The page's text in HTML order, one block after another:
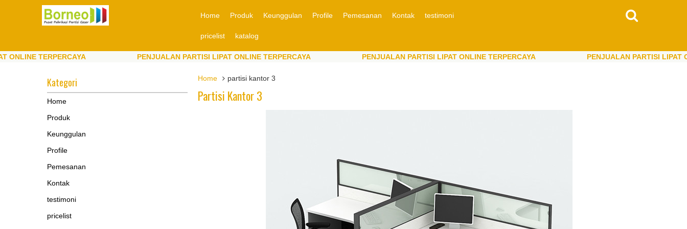
Home Produk Keunggulan Profile Pemesanan Kontak testimoni
pricelist katalog
TERPERCAYA PENJUALAN PARTISI LIPAT ONLINE TERPERCAYA PENJUALAN PARTISI LIPAT ONLINE TERPERCAYA
PENJUALAN PARTISI LIPAT ONLINE
Home
partisi kantor 3
Partisi Kantor 3
Kategori
Home
Produk
Keunggulan
Profile
Pemesanan
Kontak
testimoni
pricelist